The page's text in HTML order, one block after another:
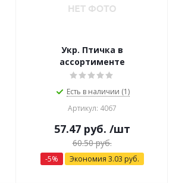
Укр. Птичка в
ассортименте
Есть в наличии (1)
Артикул: 4067
57.47руб. /шт
60.50руб.
-5% Экономия 3.03 руб.